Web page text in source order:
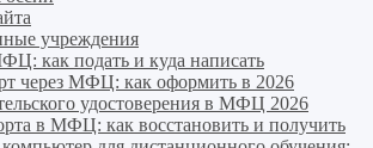
учреждения
как подать и куда написать
через МФЦ: как оформить в 2026
удостоверения в МФЦ 2026
в МФЦ: как восстановить и получить